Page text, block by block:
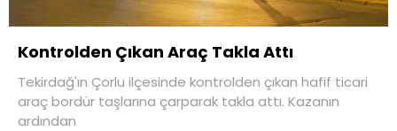
Kontrolden Çıkan Araç Takla Attı
Tekirdağ'ın Çorlu ilçesinde kontrolden çıkan hafif ticari
araç bordür taşlarına çarparak takla attı. Kazanın
ardından